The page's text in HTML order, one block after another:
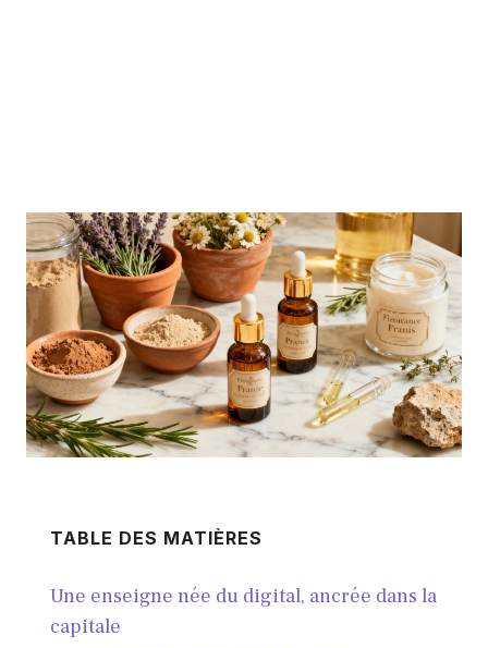
TABLE DES MATIÈRES
Une enseigne née du digital, ancrée dans la
capitale